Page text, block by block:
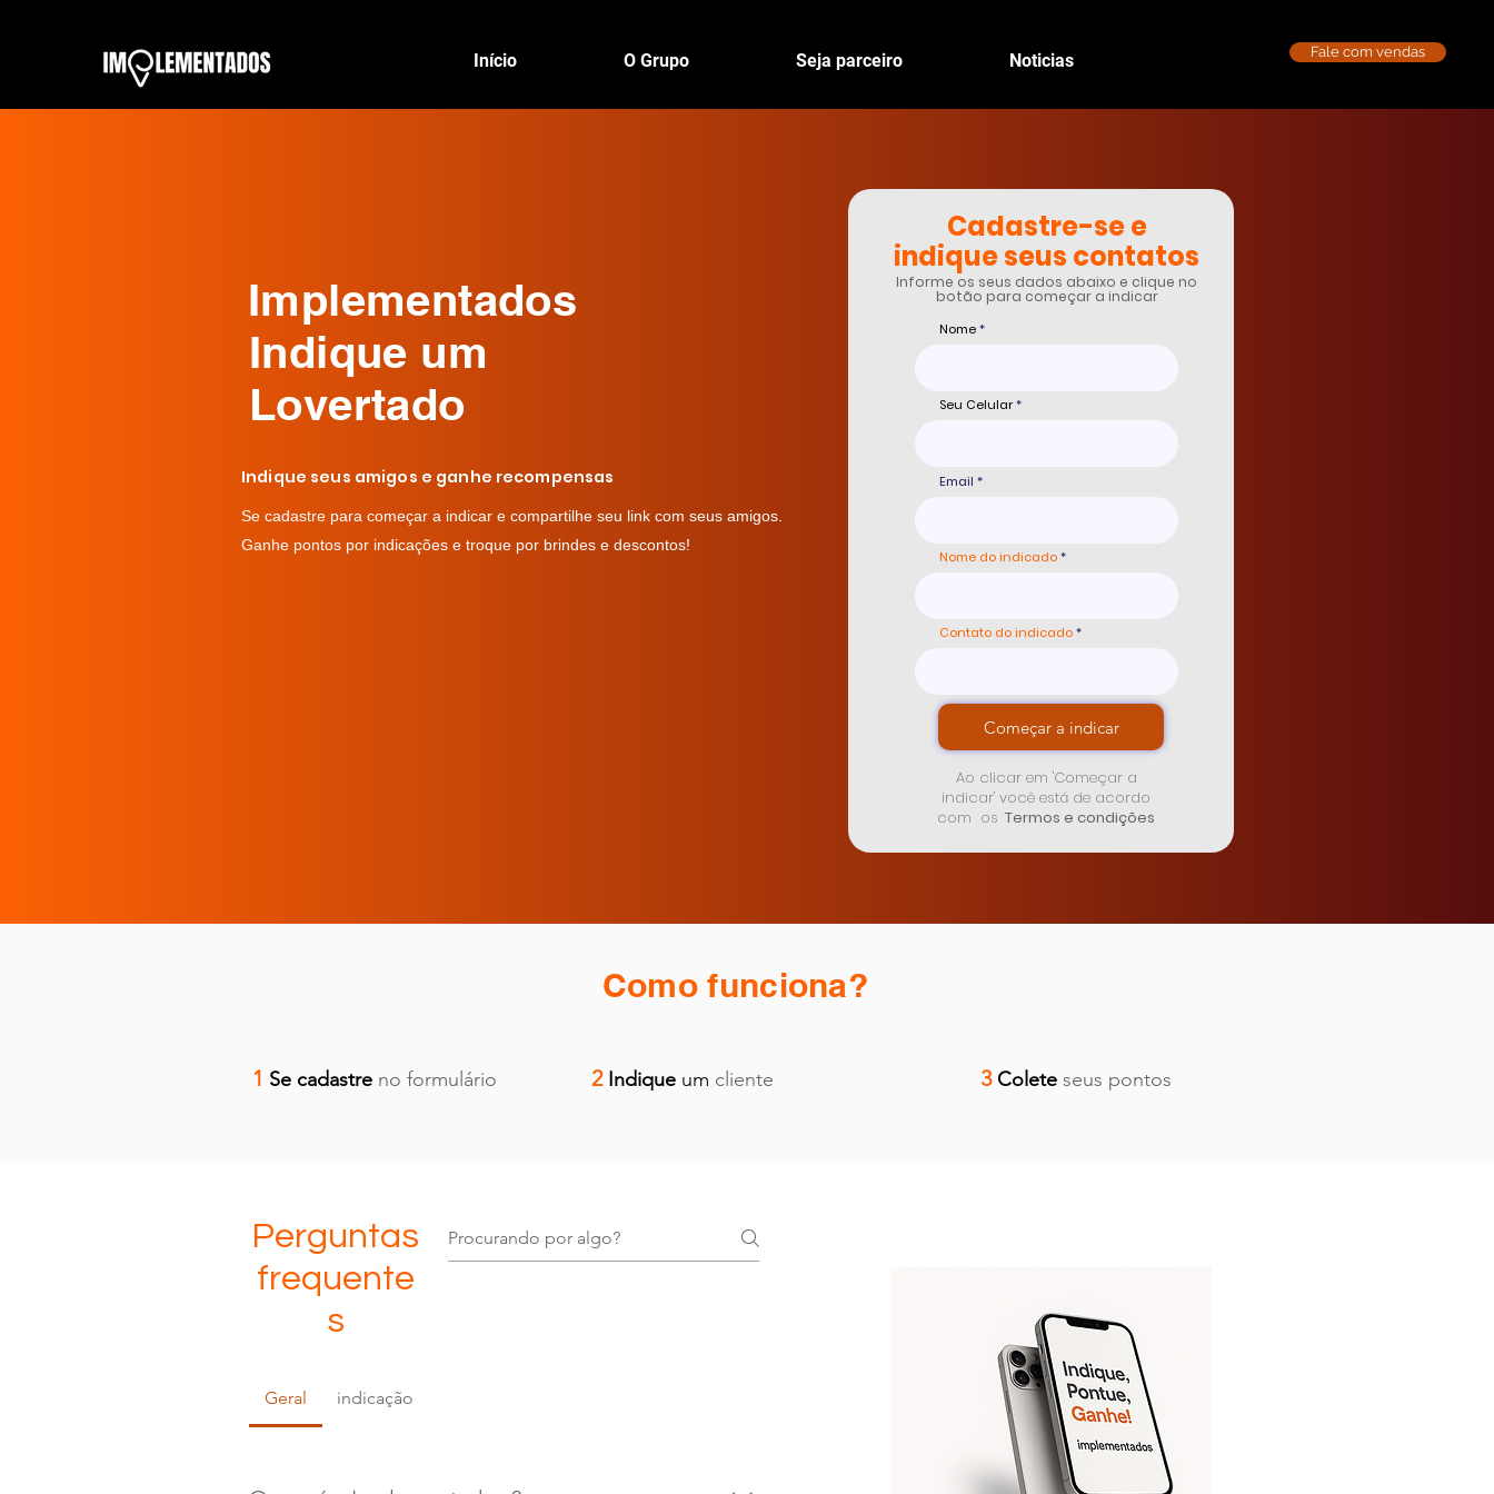
Início O Grupo Seja parceiro Noticias Fale com vendas
Implementados
Indique um
Lovertado
Indique seus amigos e ganhe recompensas
Se cadastre para começar a indicar e compartilhe seu link com seus amigos.
Ganhe pontos por indicações e troque por brindes e descontos!
Cadastre-se e
indique seus contatos
Informe os seus dados abaixo e clique no
botão para começar a indicar
Nome
Seu Celular
Email
Nome do indicado
Contato do indicado
Começar a indicar
Ao clicar em 'Começar a
indicar' você está de acordo
com os Termos e condições
Como funciona?
1 Se cadastre no formulário 2 Indique um cliente 3 Colete seus pontos
Perguntas
frequente
s
Geral indicação